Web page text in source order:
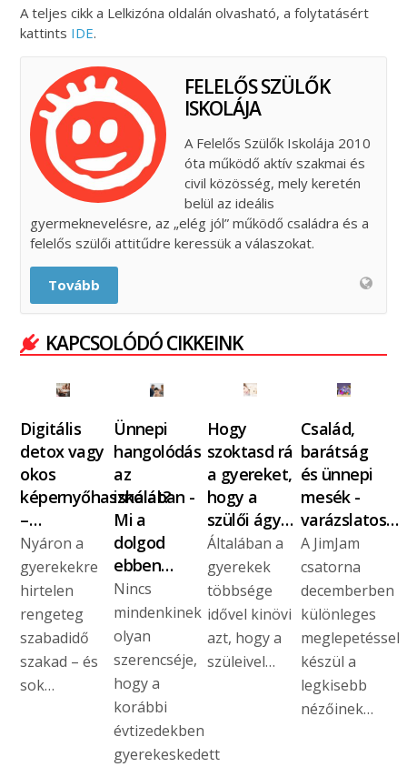
A teljes cikk a Lelkizóna oldalán olvasható, a folytatásért
kattints IDE.
FELELŐS SZÜLŐK
ISKOLÁJA
A Felelős Szülők Iskolája 2010
óta működő aktív szakmai és
civil közösség, mely keretén
belül az ideális
gyermeknevelésre, az „elég jól” működő családra és a
felelős szülői attitűdre keressük a válaszokat.
Tovább
KAPCSOLÓDÓ CIKKEINK
Digitális
detox vagy
okos
képernyőhasználat?
–…
Nyáron a
gyerekekre
hirtelen
rengeteg
szabadidő
szakad – és
sok…
Ünnepi
hangolódás
az
iskolában -
Mi a
dolgod
ebben…
Nincs
mindenkinek
olyan
szerencséje,
hogy a
korábbi
évtizedekben
gyerekeskedett
Hogy
szoktasd rá
a gyereket,
hogy a
szülői ágy…
Általában a
gyerekek
többsége
idővel kinövi
azt, hogy a
szüleivel…
Család,
barátság
és ünnepi
mesék -
varázslatos…
A JimJam
csatorna
decemberben
különleges
meglepetéssel
készül a
legkisebb
nézőinek…